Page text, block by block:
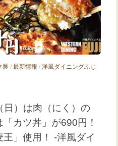
豚 / 最新情報 / 洋風ダイニングふじ
）は肉（にく）の
カツ丼」が690円！
王」使用！ -洋風ダイ